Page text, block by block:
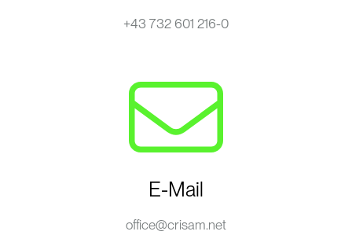
+43 732 601 216-0
E-Mail
office@crisam.net